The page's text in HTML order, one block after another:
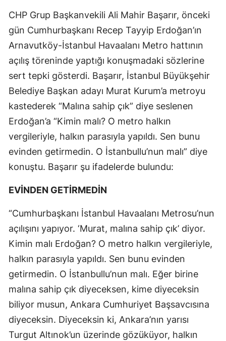
CHP Grup Başkanvekili Ali Mahir Başarır, önceki
gün Cumhurbaşkanı Recep Tayyip Erdoğan’ın
Arnavutköy-İstanbul Havaalanı Metro hattının
açılış töreninde yaptığı konuşmadaki sözlerine
sert tepki gösterdi. Başarır, İstanbul Büyükşehir
Belediye Başkan adayı Murat Kurum’a metroyu
kastederek “Malına sahip çık” diye seslenen
Erdoğan’a “Kimin malı? O metro halkın
vergileriyle, halkın parasıyla yapıldı. Sen bunu
evinden getirmedin. O İstanbullu’nun malı” diye
konuştu. Başarır şu ifadelerde bulundu:
EVİNDEN GETİRMEDİN
“Cumhurbaşkanı İstanbul Havaalanı Metrosu’nun
açılışını yapıyor. ‘Murat, malına sahip çık’ diyor.
Kimin malı Erdoğan? O metro halkın vergileriyle,
halkın parasıyla yapıldı. Sen bunu evinden
getirmedin. O İstanbullu’nun malı. Eğer birine
malına sahip çık diyeceksen, kime diyeceksin
biliyor musun, Ankara Cumhuriyet Başsavcısına
diyeceksin. Diyeceksin ki, Ankara’nın yarısı
Turgut Altınok’un üzerinde gözüküyor, halkın